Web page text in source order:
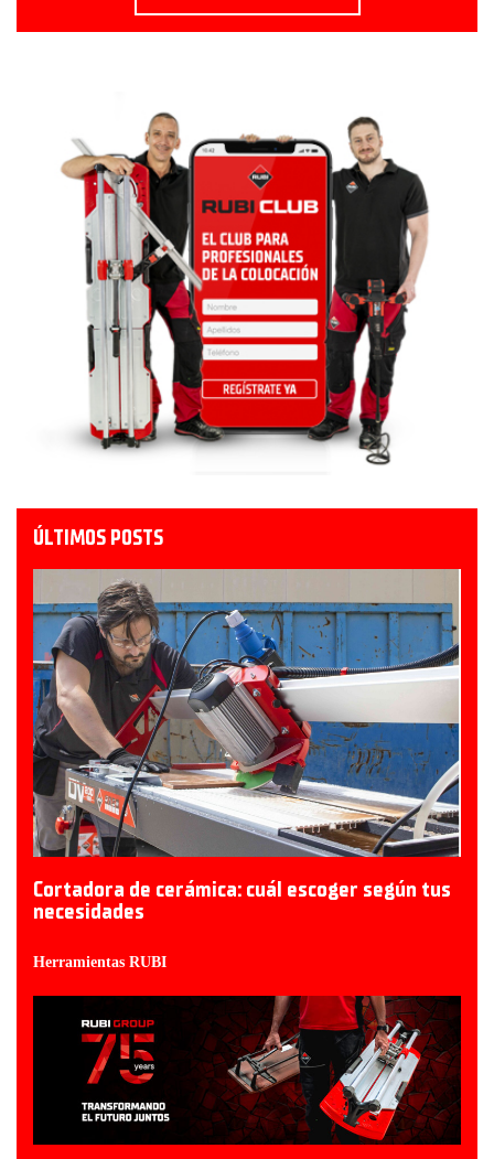
ÚLTIMOS POSTS
Cortadora de cerámica: cuál escoger según tus
necesidades
Herramientas RUBI